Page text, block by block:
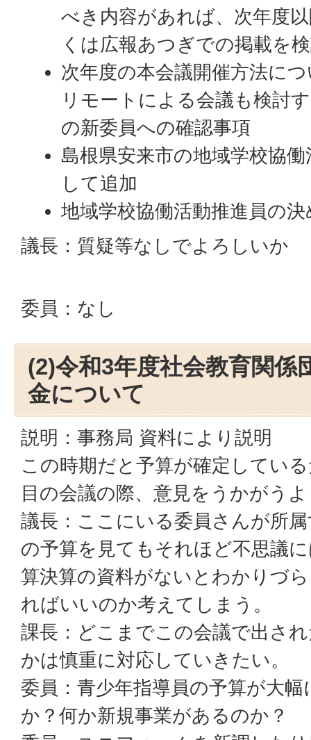
べき内容があれば、次年度
くは広報あつぎでの掲載を
次年度の本会議開催方法に
リモートによる会議も検討
の新委員への確認事項
島根県安来市の地域学校協
して追加
地域学校協働活動推進員の
議長：質疑等なしでよろしいか
委員：なし
(2)令和3年度社会教育関係
金について
説明：事務局 資料により説明
この時期だと予算が確定してい
目の会議の際、意見をうかがう
議長：ここにいる委員さんが所
の予算を見てもそれほど不思議
算決算の資料がないとわかりづ
ればいいのか考えてしまう。
課長：どこまでこの会議で出さ
かは慎重に対応していきたい。
委員：青少年指導員の予算が大
か？何か新規事業があるのか？